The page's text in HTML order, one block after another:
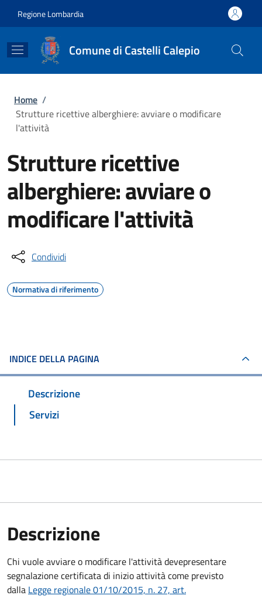
Regione Lombardia
Comune di Castelli Calepio
Briciole di pane
Home /
Strutture ricettive alberghiere: avviare o modificare
l'attività
Strutture ricettive
alberghiere: avviare o
modificare l'attività
Condividi
Normativa di riferimento
INDICE DELLA PAGINA
Descrizione
Servizi
Descrizione
Chi vuole avviare o modificare l'attività devepresentare
segnalazione certificata di inizio attività come previsto
dalla Legge regionale 01/10/2015, n. 27, art.